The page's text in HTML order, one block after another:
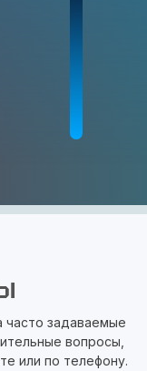
часто задаваемые
вопросы,
или по телефону.